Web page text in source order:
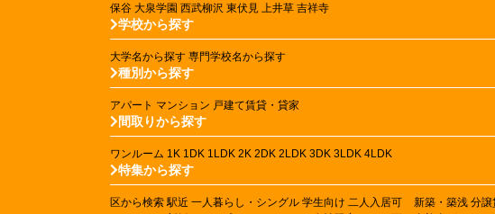
保谷 大泉学園 西武柳沢 東伏見 上井草 吉祥寺
学校から探す
大学名から探す 専門学校名から探す
種別から探す
アパート マンション 戸建て賃貸・貸家
間取りから探す
ワンルーム 1K 1DK 1LDK 2K 2DK 2LDK 3DK 3LDK 4LDK
特集から探す
区から検索 駅近 一人暮らし・シングル 学生向け 二人入居可
新築・築浅 分譲